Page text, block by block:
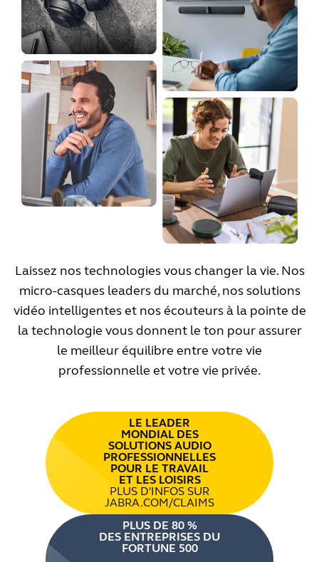
Laissez nos technologies vous changer la vie. Nos
micro-casques leaders du marché, nos solutions
vidéo intelligentes et nos écouteurs à la pointe de
la technologie vous donnent le ton pour assurer
le meilleur équilibre entre votre vie
professionnelle et votre vie privée.
LE LEADER
MONDIAL DES
SOLUTIONS AUDIO
PROFESSIONNELLES
POUR LE TRAVAIL
ET LES LOISIRS
PLUS D'INFOS SUR
JABRA.COM/CLAIMS
PLUS DE 80 %
DES ENTREPRISES DU
FORTUNE 500